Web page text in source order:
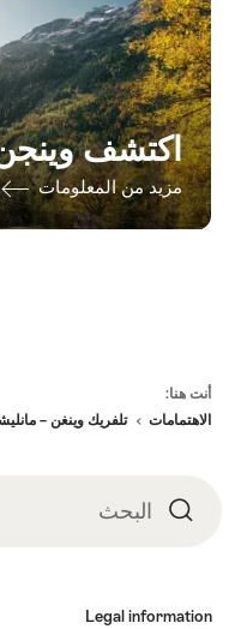
اكتشف وينجن
مزيد من المعلومات
أنت هنا:
الاهتمامات
تلفريك وينغن – مانليشن
البحثالبحث
Legal information